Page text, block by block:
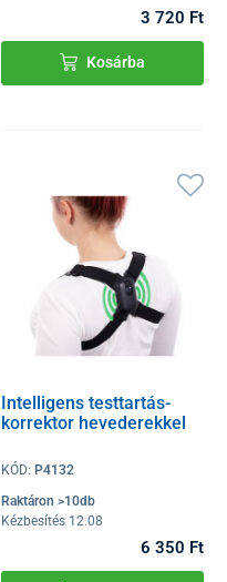
3 720 Ft
Kosárba
Intelligens testtartás-
korrektor hevederekkel
KÓD:P4132
Raktáron >10db
Kézbesítés 12.08
6 350 Ft